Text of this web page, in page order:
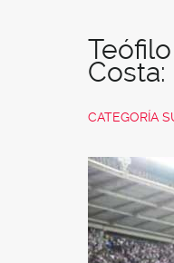
CATEGORÍA